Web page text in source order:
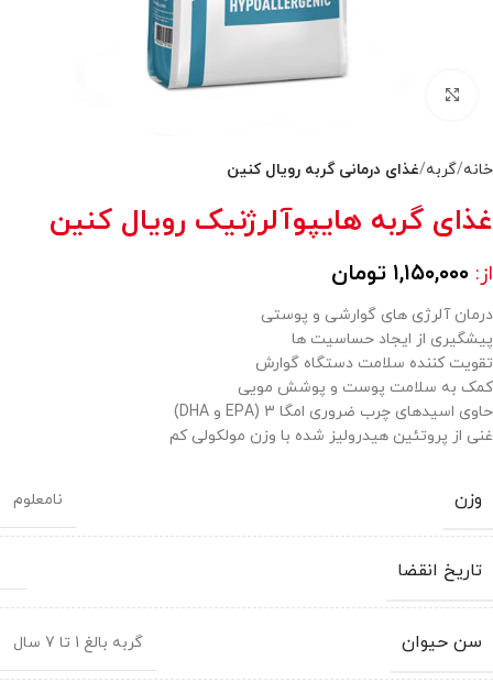
خانه گربه غذای درمانی گربه رویال کنین
غذای گربه هایپوآلرژنیک رویال کنین
از: ۱,۱۵۰,۰۰۰ تومان
درمان آلرژی های گوارشی و پوستی
پیشگیری از ایجاد حساسیت ها
تقویت کننده سلامت دستگاه گوارش
کمک به سلامت پوست و پوشش مویی
حاوی اسیدهای چرب ضروری امگا 3 (EPA و DHA)
غنی از پروتئین هیدرولیز شده با وزن مولکولی کم
وزن نامعلوم
تاریخ انقضا
سن حیوان گربه بالغ 1 تا 7 سال